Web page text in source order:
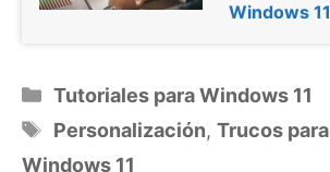
Windows
Categorías
Tutoriales para Windows 11
Etiquetas
Personalización, Trucos
Windows 11